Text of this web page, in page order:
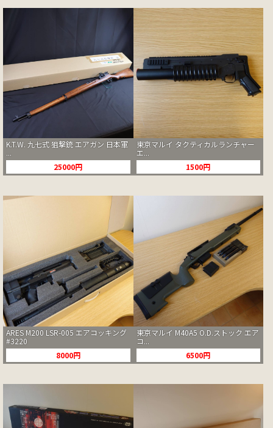
K.T.W. 九七式 狙撃銃 エアガン 日本軍
...
25000円
東京マルイ タクティカルランチャー
エ...
1500円
ARES M200 LSR-005 エアコッキング
#3220
8000円
東京マルイ M40A5 O.D.ストック エア
コ...
6500円